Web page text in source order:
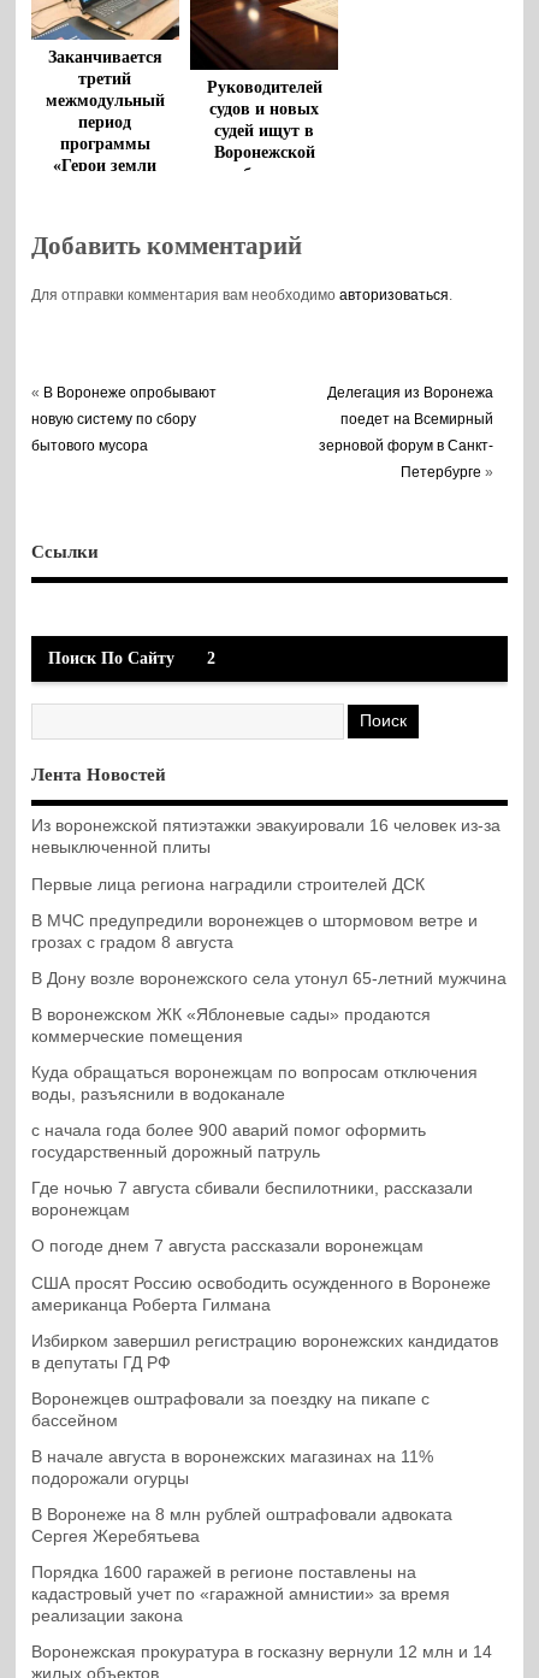
Заканчивается
третий
межмодульный
период
программы
«Герои земли
Руководителей
судов и новых
судей ищут в
Воронежской
области
Добавить комментарий
Для отправки комментария вам необходимоавторизоваться.
« В Воронеже опробывают
новую систему по сбору
бытового мусора
Делегация из Воронежа
поедет на Всемирный
зерновой форум в Санкт-
Петербурге »
Ссылки
Поиск По Сайту 2
Лента Новостей
Из воронежской пятиэтажки эвакуировали 16 человек из-за
невыключенной плиты
Первые лица региона наградили строителей ДСК
В МЧС предупредили воронежцев о штормовом ветре и
грозах с градом 8 августа
В Дону возле воронежского села утонул 65-летний мужчина
В воронежском ЖК «Яблоневые сады» продаются
коммерческие помещения
Куда обращаться воронежцам по вопросам отключения
воды, разъяснили в водоканале
с начала года более 900 аварий помог оформить
государственный дорожный патруль
Где ночью 7 августа сбивали беспилотники, рассказали
воронежцам
О погоде днем 7 августа рассказали воронежцам
США просят Россию освободить осужденного в Воронеже
американца Роберта Гилмана
Избирком завершил регистрацию воронежских кандидатов
в депутаты ГД РФ
Воронежцев оштрафовали за поездку на пикапе с
бассейном
В начале августа в воронежских магазинах на 11%
подорожали огурцы
В Воронеже на 8 млн рублей оштрафовали адвоката
Сергея Жеребятьева
Порядка 1600 гаражей в регионе поставлены на
кадастровый учет по «гаражной амнистии» за время
реализации закона
Воронежская прокуратура в госказну вернули 12 млн и 14
жилых объектов